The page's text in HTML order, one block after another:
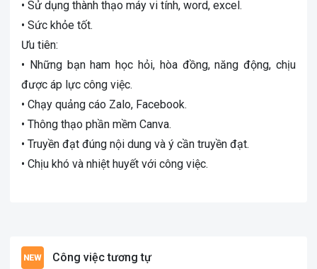
• Sử dụng thành thạo máy vi tính, word, excel.
• Sức khỏe tốt.
Ưu tiên:
• Những bạn ham học hỏi, hòa đồng, năng động, chịu
được áp lực công việc.
• Chạy quảng cáo Zalo, Facebook.
• Thông thạo phần mềm Canva.
• Truyền đạt đúng nội dung và ý cần truyền đạt.
• Chịu khó và nhiệt huyết với công việc.
Công việc tương tự